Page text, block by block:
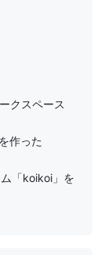
クスペース
作った
「koikoi」を